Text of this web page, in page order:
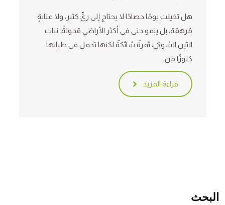
هل تخيلت يومًا حصادًا لا يحتاج إلى ريٍّ كثير، ولا عنايةٍ
مُرهقة، بل ينمو حتى في أكثر الأراضي قحولةً. نبات
التين الشوكي، ثمرةٌ شائكةٌ لكنها تحمل في طياتها
كنوزًا من…
قراءة المزيد
البحث